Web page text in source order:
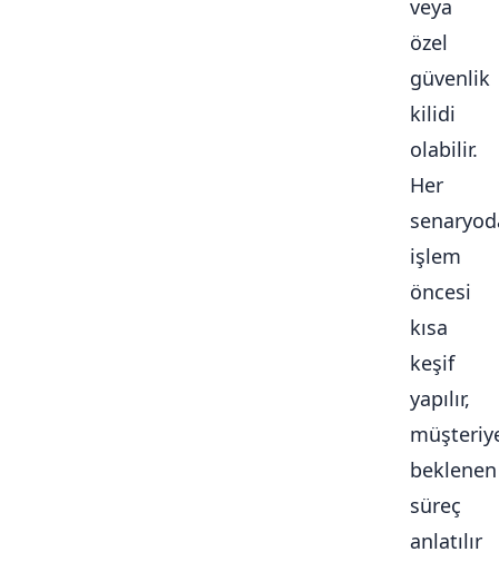
veya
özel
güvenlik
kilidi
olabilir.
Her
işlem
öncesi
kısa
keşif
yapılır,
beklenen
süreç
anlatılır